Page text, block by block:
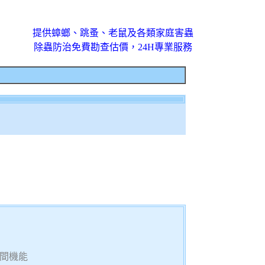
提供蟑螂、跳蚤、老鼠及各類家庭害蟲
除蟲防治免費勘查估價，24H專業服務
機能